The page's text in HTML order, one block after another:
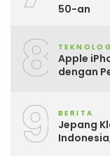
50-an
8
Apple
dengan
9 BERITA
Jepang